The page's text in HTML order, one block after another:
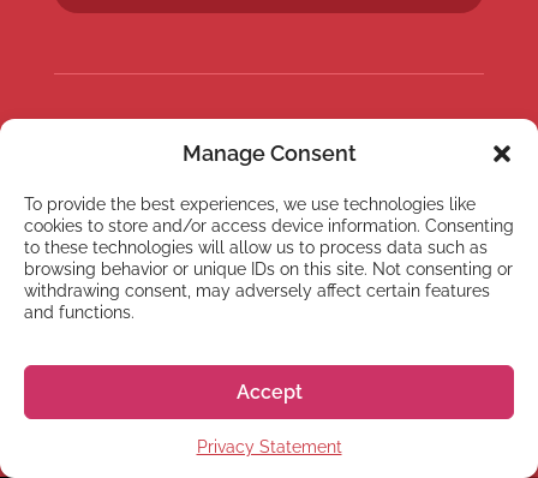
Manage Consent
To provide the best experiences, we use technologies like
cookies to store and/or access device information. Consenting
to these technologies will allow us to process data such as
browsing behavior or unique IDs on this site. Not consenting or
withdrawing consent, may adversely affect certain features
and functions.
Accept
Privacy Statement
NEWSLETTER
Inscreva-se em nossa
newsletter
Inscrever